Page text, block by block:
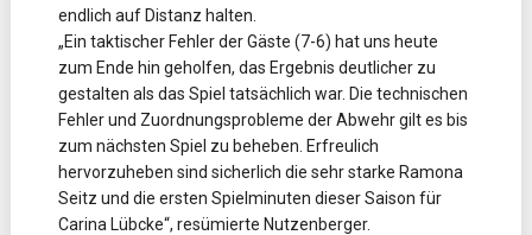
endlich auf Distanz halten.
„Ein taktischer Fehler der Gäste (7-6) hat uns heute
zum Ende hin geholfen, das Ergebnis deutlicher zu
gestalten als das Spiel tatsächlich war. Die technischen
Fehler und Zuordnungsprobleme der Abwehr gilt es bis
zum nächsten Spiel zu beheben. Erfreulich
hervorzuheben sind sicherlich die sehr starke Ramona
Seitz und die ersten Spielminuten dieser Saison für
Carina Lübcke“, resümierte Nutzenberger.